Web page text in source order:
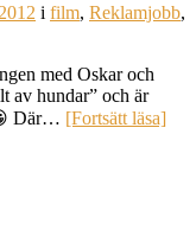
i film, Reklamjobb,
med Oskar och
av hundar” och är
Där… [Fortsätt läsa]